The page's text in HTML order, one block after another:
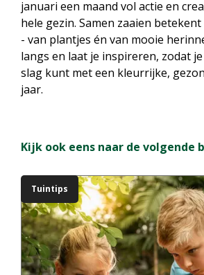
januari een maand vol actie en
hele gezin. Samen zaaien
- van plantjes én van mooie
langs en laat je inspireren, zodat
slag kunt met een kleurrijke,
jaar.
Kijk ook eens naar de volgende
Tuintips